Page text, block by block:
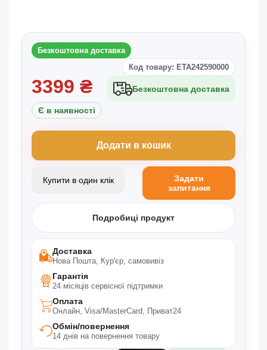
Безкоштовна доставка
Код товару: ETA242590000
3399 ₴ Безкоштовна доставка
Є в наявності
Додати в кошик
Купити в один клік
Задати
запитання
Подробиці продукт
Доставка
Нова Пошта, Кур'єр, самовивіз
Гарантія
24 місяців сервісної підтримки
Оплата
Онлайн, Visa/MasterCard, Приват24
Обмін/повернення
14 днів на повернення товару